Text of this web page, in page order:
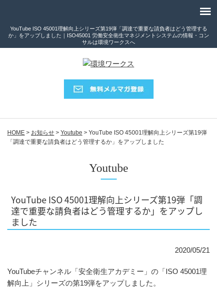
YouTube ISO 45001理解向上シリーズ第19弾「調達で重要な請負者はどう管理する
か」をアップしました｜ISO45001 労働安全衛生マネジメントシステムの情報・コン
サルは環境ワークスへ
HOME > お知らせ > Youtube > YouTube ISO 45001理解向上シリーズ第19弾
「調達で重要な請負者はどう管理するか」をアップしました
Youtube
YouTube ISO 45001理解向上シリーズ第19弾「調
達で重要な請負者はどう管理するか」をアップし
ました
2020/05/21
YouTubeチャンネル「安全衛生アカデミー」の「ISO 45001理
解向上」シリーズの第19弾をアップしました。